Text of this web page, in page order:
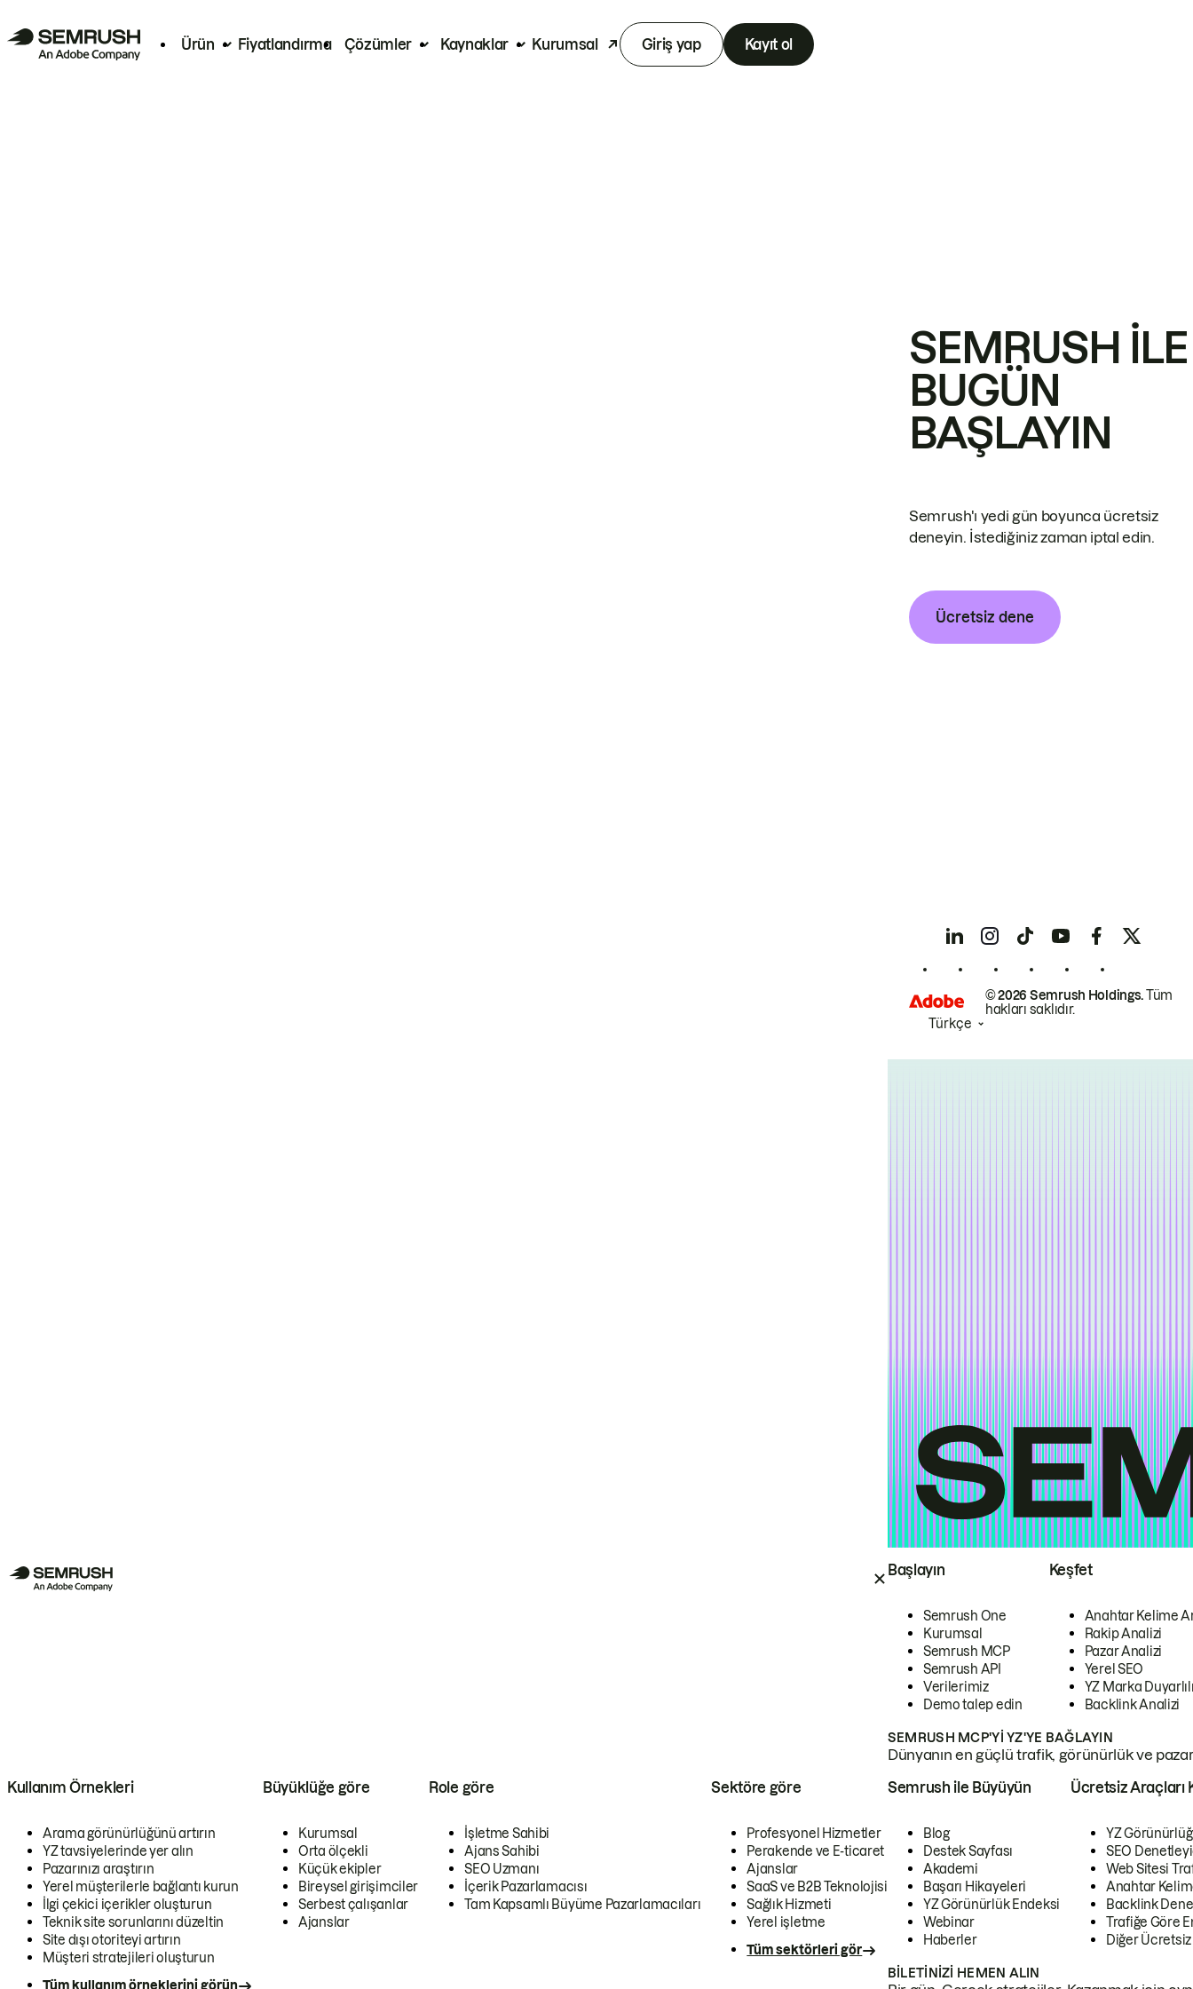
Ürün Fiyatlandırma Çözümler Kaynaklar Kurumsal Giriş yap Kayıt ol
Başlayın
Semrush One
Kurumsal
Semrush MCP
Semrush API
Verilerimiz
Demo talep edin
Keşfet
Anahtar Kelime
Rakip Analizi
Pazar Analizi
Yerel SEO
YZ Marka
Backlink Analizi
SEMRUSH MCP'YI YZ'YE BAĞLAYIN
Dünyanın en güçlü trafik, görünürlük ve
Kullanım Örnekleri
Arama görünürlüğünü artırın
YZ tavsiyelerinde yer alın
Pazarınızı araştırın
Yerel müşterilerle bağlantı kurun
İlgi çekici içerikler oluşturun
Teknik site sorunlarını düzeltin
Site dışı otoriteyi artırın
Müşteri stratejileri oluşturun
Tüm kullanım örneklerini görün
Büyüklüğe göre
Kurumsal
Orta ölçekli
Küçük ekipler
Bireysel girişimciler
Serbest çalışanlar
Ajanslar
Role göre
İşletme Sahibi
Ajans Sahibi
SEO Uzmanı
İçerik Pazarlamacısı
Tam Kapsamlı Büyüme Pazarlamacıları
Sektöre göre
Profesyonel Hizmetler
Perakende ve E-ticaret
Ajanslar
SaaS ve B2B Teknolojisi
Sağlık Hizmeti
Yerel işletme
Tüm sektörleri gör
Semrush ile Büyüyün
Blog
Destek Sayfası
Akademi
Başarı Hikayeleri
YZ Görünürlük Endeksi
Webinar
Haberler
Ücretsiz Araçları
YZ
SEO
Web Sitesi
Anahtar
Backlink
Trafiğe Göre
Diğer
BILETINIZI HEMEN ALIN
SEMRUSH ILE
BUGÜN
BAŞLAYIN
Semrush'ı yedi gün boyunca ücretsiz
deneyin. İstediğiniz zaman iptal edin.
Ücretsiz dene
© 2026 Semrush Holdings.Tüm
hakları saklıdır.
Türkçe